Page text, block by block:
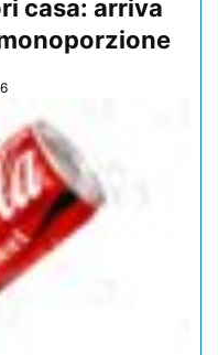
casa: arriva